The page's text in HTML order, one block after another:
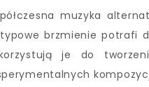
muzyka
brzmienie potrafi
je do